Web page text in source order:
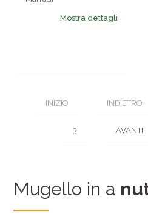
Mostra dettagli
INIZIO INDIETRO
3 AVANTI
Mugello in a